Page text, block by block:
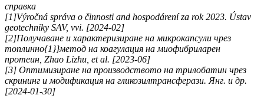
справка
[1]Výročná správa o činnosti and hospodárení za rok 2023. Ústav
geotechniky SAV, vvi. [2024-02]
[2]Получаване и характеризиране на микрокапсули чрез
топлинно{1}}метод на коагулация на миофибриларен
протеин, Zhao Lizhu, et al. [2023-06]
[3] Оптимизиране на производството на трилобатин чрез
скрининг и модификация на гликозилтрансферази. Янг. и др.
[2024-01-30]